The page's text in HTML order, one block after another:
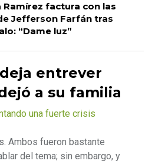
Ramírez factura con las
Jefferson Farfán tras
“Dame luz”
entrever
a su familia
una fuerte crisis
Ambos fueron bastante
del tema; sin embargo, y